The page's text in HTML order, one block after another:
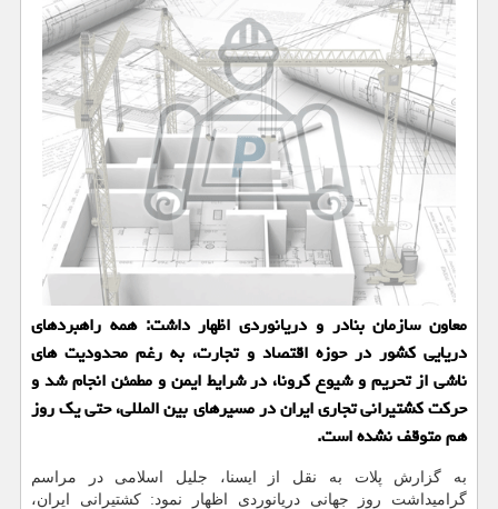
معاون سازمان بنادر و دریانوردی اظهار داشت: همه راهبردهای
دریایی كشور در حوزه اقتصاد و تجارت، به رغم محدودیت های
ناشی از تحریم و شیوع كرونا، در شرایط ایمن و مطمئن انجام شد و
حركت كشتیرانی تجاری ایران در مسیرهای بین المللی، حتی یك روز
هم متوقف نشده است.
به گزارش پلات به نقل از ایسنا، جلیل اسلامی در مراسم
گرامیداشت روز جهانی دریانوردی اظهار نمود: کشتیرانی ایران،